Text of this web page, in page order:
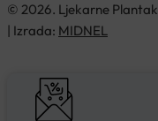
© 2026. Ljekarne Plantak
| Izrada: MIDNEL